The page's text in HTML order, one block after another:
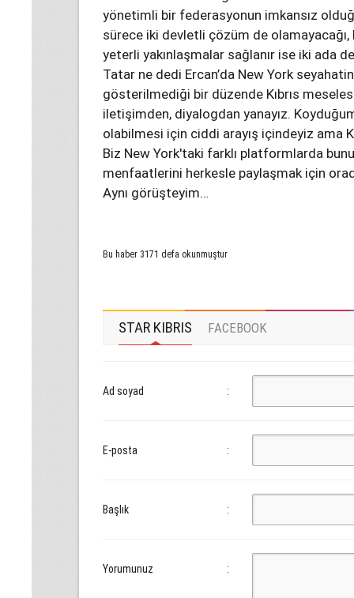
yönetimli bir federasyonun imkansız
sürece iki devletli çözüm de
yeterli yakınlaşmalar sağlanır ise iki ada
Tatar ne dedi Ercan’da New York
gösterilmediği bir düzende Kıbrıs
iletişimden, diyalogdan yanayız.
olabilmesi için ciddi arayış içindeyiz ama
Biz New York'taki farklı platformlarda bunu
menfaatlerini herkesle paylaşmak için
Aynı görüşteyim…
Bu haber 3171 defa okunmuştur
STAR KIBRIS FACEBOOK
Ad soyad :
E-posta :
Başlık :
Yorumunuz :